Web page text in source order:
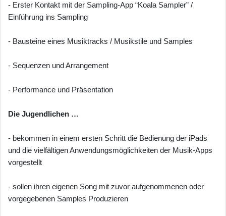
- Erster Kontakt mit der Sampling-App “Koala Sampler” /
Einführung ins Sampling
- Bausteine eines Musiktracks / Musikstile und Samples
- Sequenzen und Arrangement
- Performance und Präsentation
Die Jugendlichen …
- bekommen in einem ersten Schritt die Bedienung der iPads
und die vielfältigen Anwendungsmöglichkeiten der Musik-Apps
vorgestellt
- sollen ihren eigenen Song mit zuvor aufgenommenen oder
vorgegebenen Samples Produzieren